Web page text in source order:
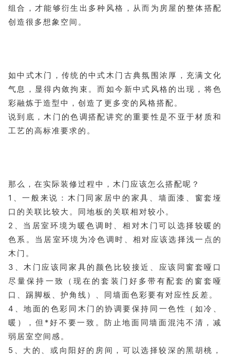
组合，才能够衍生出多种风格，从而为房屋的整体搭配
创造很多想象空间。
如中式木门，传统的中式木门古典氛围浓厚，充满文化
气息，显得内敛拘束。而如今新中式风格的出现，将色
彩融炼于造型中，创造了更多变的风格搭配。
说到底，木门的色调搭配讲究的重要性是不亚于材质和
工艺的高标准要求的。
那么，在实际装修过程中，木门应该怎么搭配呢？
1、一般来说：木门同家居中的家具、墙面漆、窗套垭
口的关联比较大。同地板的关联相对较小。
2、当居室环境为暖色调时、相对木门可以选择较暖的
色系。当居室环境为冷色调时、相对应该选择浅一点的
木门。
3、木门应该同家具的颜色比较接近、应该同窗套哑口
尽量保持一致（现在的套装门好多带有配套的窗套哑
口、踢脚板、护角线）、同墙面色彩要有对应性反差。
4、地面的色彩同木门的协调要保持同一色性（如冷、
暖），但*好不要一致。防止地面同墙面混沌不清，减
弱居室空间感。
5、大的、或向阳好的房间，可以选择较深的黑胡桃，